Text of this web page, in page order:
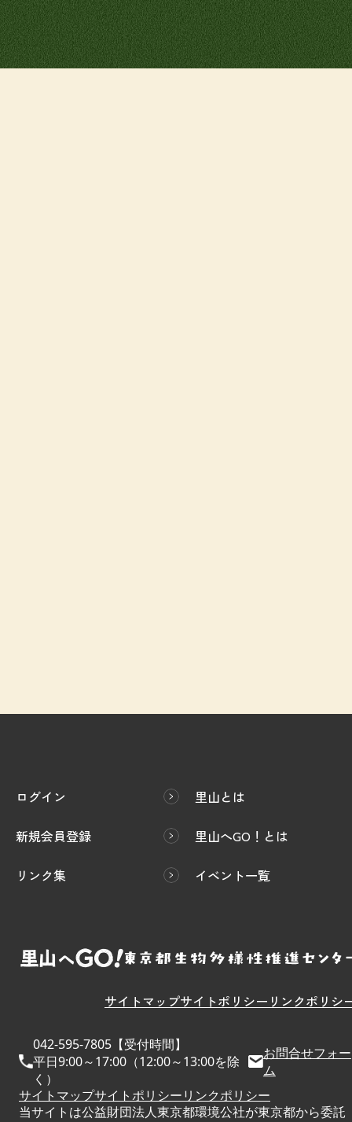
ログイン
新規会員登録
リンク集
里山とは
里山へGO！とは
イベント一覧
サイトマップサイトポリシー リンクポリシ
042-595-7805【受付時間】
平日9:00～17:00（12:00～13:00を除
く）
お問合せフォー
ム
サイトマップサイトポリシーリンクポリシー
当サイトは公益財団法人東京都環境公社が東京都から委託